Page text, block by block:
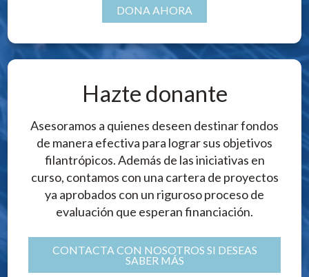
DONA AHORA
Hazte donante
Asesoramos a quienes deseen destinar fondos
de manera efectiva para lograr sus objetivos
filantrópicos. Además de las iniciativas en
curso, contamos con una cartera de proyectos
ya aprobados con un riguroso proceso de
evaluación que esperan financiación.
CONTACTA CON NOSOTROS SI DESEAS
SABER MÁS